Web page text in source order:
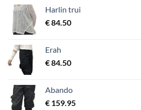
Harlin trui
€84.50
Erah
€84.50
Abando
€ 159.95